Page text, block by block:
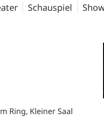
Ring, Kleiner Saal